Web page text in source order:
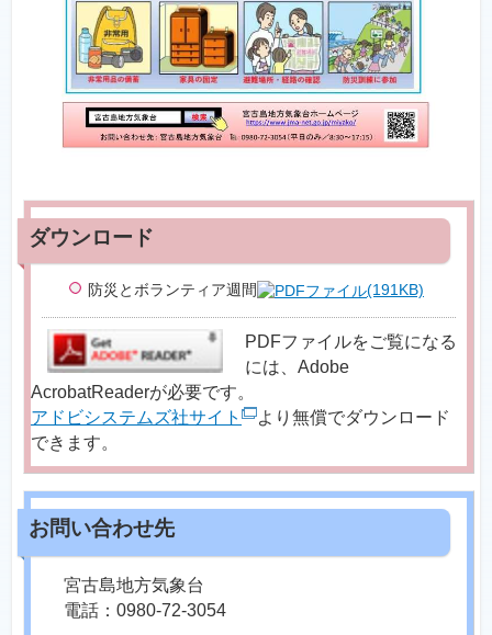
防災とボランティア週間 (191KB)
PDFファイルをご覧になる
には、Adobe
AcrobatReaderが必要です。
アドビシステムズ社サイト
より無償でダウンロード
できます。
宮古島地方気象台
電話：0980-72-3054